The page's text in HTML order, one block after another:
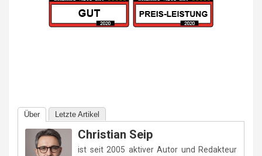
Über Letzte Artikel
Christian Seip
ist seit 2005 aktiver Autor und Redakteur